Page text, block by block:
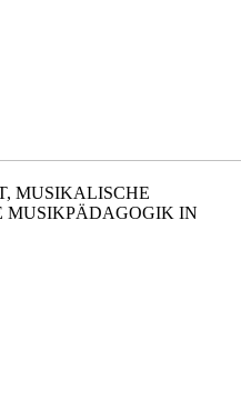
MUSIKALISCHE
MUSIKPÄDAGOGIK IN